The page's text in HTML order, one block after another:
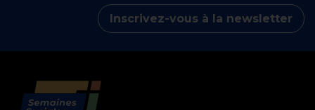
Inscrivez-vous à la newsletter